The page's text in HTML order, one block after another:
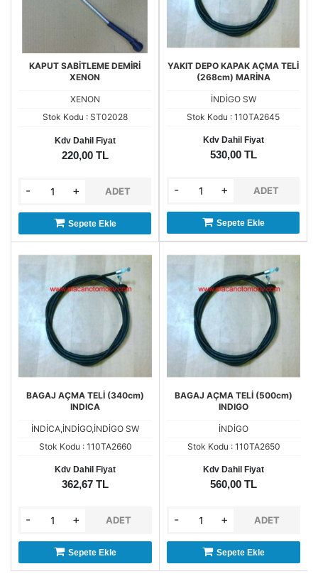
KAPUT SABİTLEME DEMİRİ
XENON
XENON
Stok Kodu : ST02028
Kdv Dahil Fiyat
220,00 TL
- + ADET
Sepete Ekle
YAKIT DEPO KAPAK AÇMA TELİ
(268cm) MARİNA
İNDİGO SW
Stok Kodu : 110TA2645
Kdv Dahil Fiyat
530,00 TL
- + ADET
Sepete Ekle
BAGAJ AÇMA TELİ (340cm)
INDICA
İNDİCA,İNDİGO,İNDİGO SW
Stok Kodu : 110TA2660
Kdv Dahil Fiyat
362,67 TL
- + ADET
Sepete Ekle
BAGAJ AÇMA TELİ (500cm)
INDIGO
İNDİGO
Stok Kodu : 110TA2650
Kdv Dahil Fiyat
560,00 TL
- + ADET
Sepete Ekle